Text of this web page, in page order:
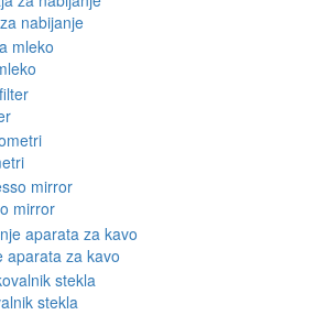
nabijanje
mirror
aparata za kavo
stekla